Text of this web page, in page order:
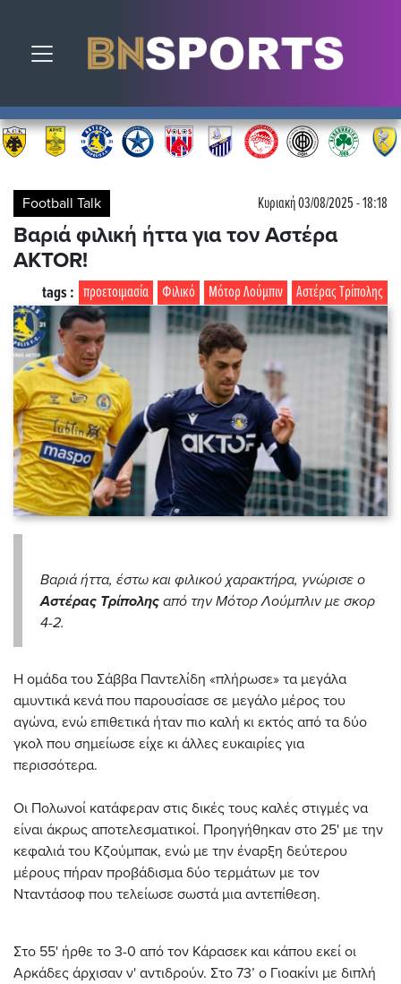
Toggle navigation
Football Talk Κυριακή 03/08/2025 - 18:18
Βαριά φιλική ήττα για τον Αστέρα
AKTOR!
Αστέρας Τρίπολης
Μότορ Λούμπιν
Φιλικό
προετοιμασία
tags :
Βαριά ήττα, έστω και φιλικού χαρακτήρα, γνώρισε ο
Αστέρας Τρίπολης από την Μότορ Λούμπλιν με σκορ
4-2.
Η ομάδα του Σάββα Παντελίδη «πλήρωσε» τα μεγάλα
αμυντικά κενά που παρουσίασε σε μεγάλο μέρος του
αγώνα, ενώ επιθετικά ήταν πιο καλή κι εκτός από τα δύο
γκολ που σημείωσε είχε κι άλλες ευκαιρίες για
περισσότερα.
Οι Πολωνοί κατάφεραν στις δικές τους καλές στιγμές να
είναι άκρως αποτελεσματικοί. Προηγήθηκαν στο 25' με την
κεφαλιά του Κζούμπακ, ενώ με την έναρξη δεύτερου
μέρους πήραν προβάδισμα δύο τερμάτων με τον
Νταντάσοφ που τελείωσε σωστά μια αντεπίθεση.
Στο 55' ήρθε το 3-0 από τον Κάρασεκ και κάπου εκεί οι
Αρκάδες άρχισαν ν' αντιδρούν. Στο 73’ ο Γιοακίνι με διπλή